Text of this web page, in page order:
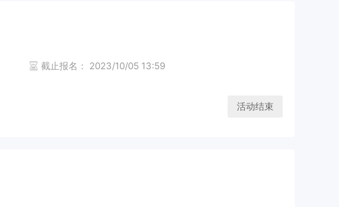
截止报名： 2023/10/05 13:59
活动结束